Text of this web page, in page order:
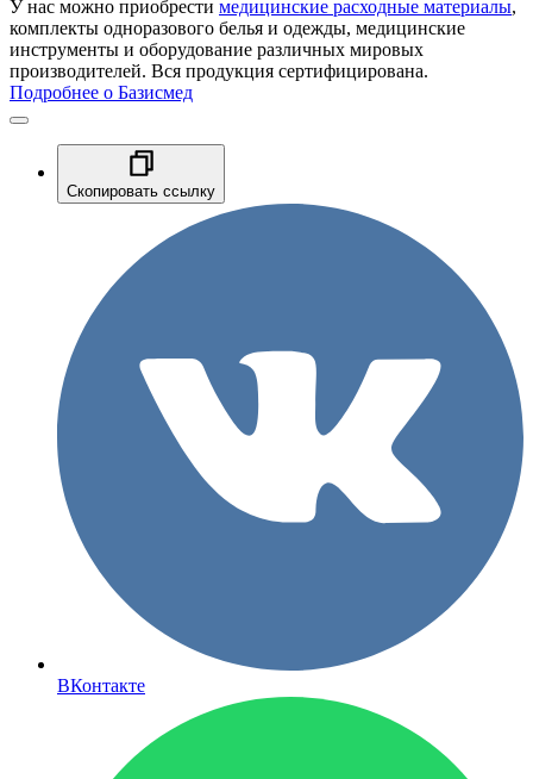
У нас можно приобрести медицинские расходные материалы,
комплекты одноразового белья и одежды, медицинские
инструменты и оборудование различных мировых
производителей. Вся продукция сертифицирована.
Подробнее о Базисмед
Скопировать ссылку
ВКонтакте